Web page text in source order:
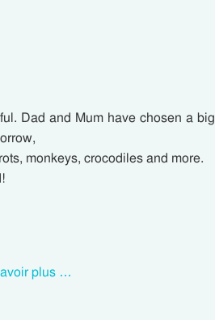
Dad and Mum have chosen a big
monkeys, crocodiles and more.
plus …